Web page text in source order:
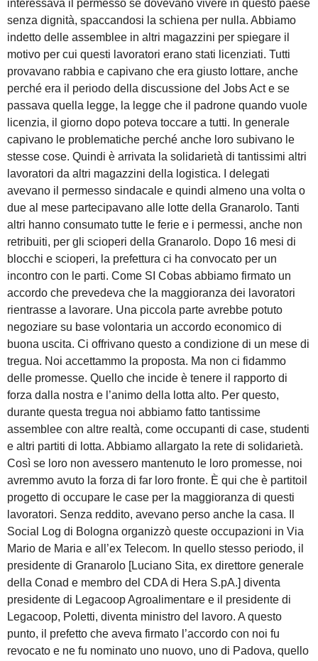
interessava il permesso se dovevano vivere in questo paese
senza dignità, spaccandosi la schiena per nulla. Abbiamo
indetto delle assemblee in altri magazzini per spiegare il
motivo per cui questi lavoratori erano stati licenziati. Tutti
provavano rabbia e capivano che era giusto lottare, anche
perché era il periodo della discussione del Jobs Act e se
passava quella legge, la legge che il padrone quando vuole
licenzia, il giorno dopo poteva toccare a tutti. In generale
capivano le problematiche perché anche loro subivano le
stesse cose. Quindi è arrivata la solidarietà di tantissimi altri
lavoratori da altri magazzini della logistica. I delegati
avevano il permesso sindacale e quindi almeno una volta o
due al mese partecipavano alle lotte della Granarolo. Tanti
altri hanno consumato tutte le ferie e i permessi, anche non
retribuiti, per gli scioperi della Granarolo. Dopo 16 mesi di
blocchi e scioperi, la prefettura ci ha convocato per un
incontro con le parti. Come SI Cobas abbiamo firmato un
accordo che prevedeva che la maggioranza dei lavoratori
rientrasse a lavorare. Una piccola parte avrebbe potuto
negoziare su base volontaria un accordo economico di
buona uscita. Ci offrivano questo a condizione di un mese di
tregua. Noi accettammo la proposta. Ma non ci fidammo
delle promesse. Quello che incide è tenere il rapporto di
forza dalla nostra e l’animo della lotta alto. Per questo,
durante questa tregua noi abbiamo fatto tantissime
assemblee con altre realtà, come occupanti di case, studenti
e altri partiti di lotta. Abbiamo allargato la rete di solidarietà.
Così se loro non avessero mantenuto le loro promesse, noi
avremmo avuto la forza di far loro fronte. È qui che è partitoil
progetto di occupare le case per la maggioranza di questi
lavoratori. Senza reddito, avevano perso anche la casa. Il
Social Log di Bologna organizzò queste occupazioni in Via
Mario de Maria e all’ex Telecom. In quello stesso periodo, il
presidente di Granarolo [Luciano Sita, ex direttore generale
della Conad e membro del CDA di Hera S.pA.] diventa
presidente di Legacoop Agroalimentare e il presidente di
Legacoop, Poletti, diventa ministro del lavoro. A questo
punto, il prefetto che aveva firmato l’accordo con noi fu
revocato e ne fu nominato uno nuovo, uno di Padova, quello